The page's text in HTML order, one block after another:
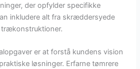
der opfylder specifikke
inkludere alt fra skræddersyede
er at forstå kundens vision
løsninger. Erfarne tømrere